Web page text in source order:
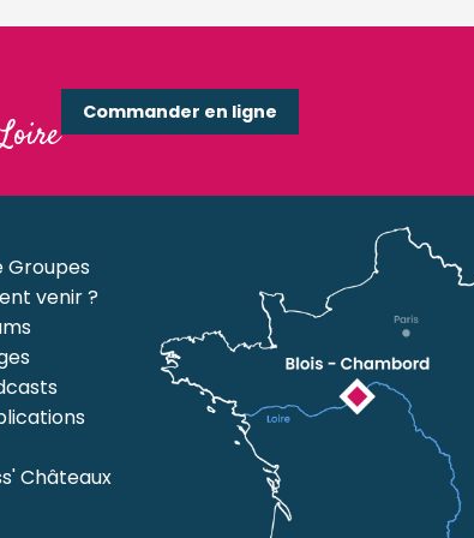
Commander en ligne
Groupes
venir ?
Châteaux